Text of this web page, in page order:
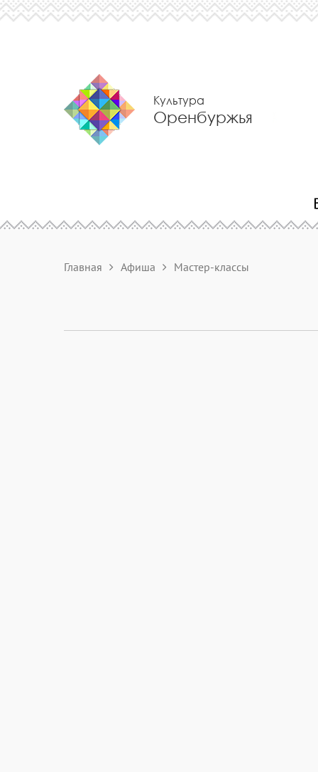
Культура
Оренбуржья
Главная Афиша Мастер-классы